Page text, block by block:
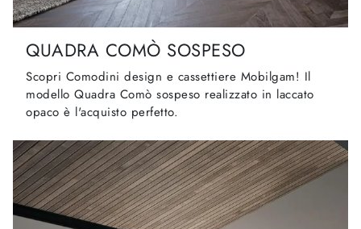
QUADRA COMÒ SOSPESO
Scopri Comodini design e cassettiere Mobilgam! Il
modello Quadra Comò sospeso realizzato in laccato
opaco è l'acquisto perfetto.